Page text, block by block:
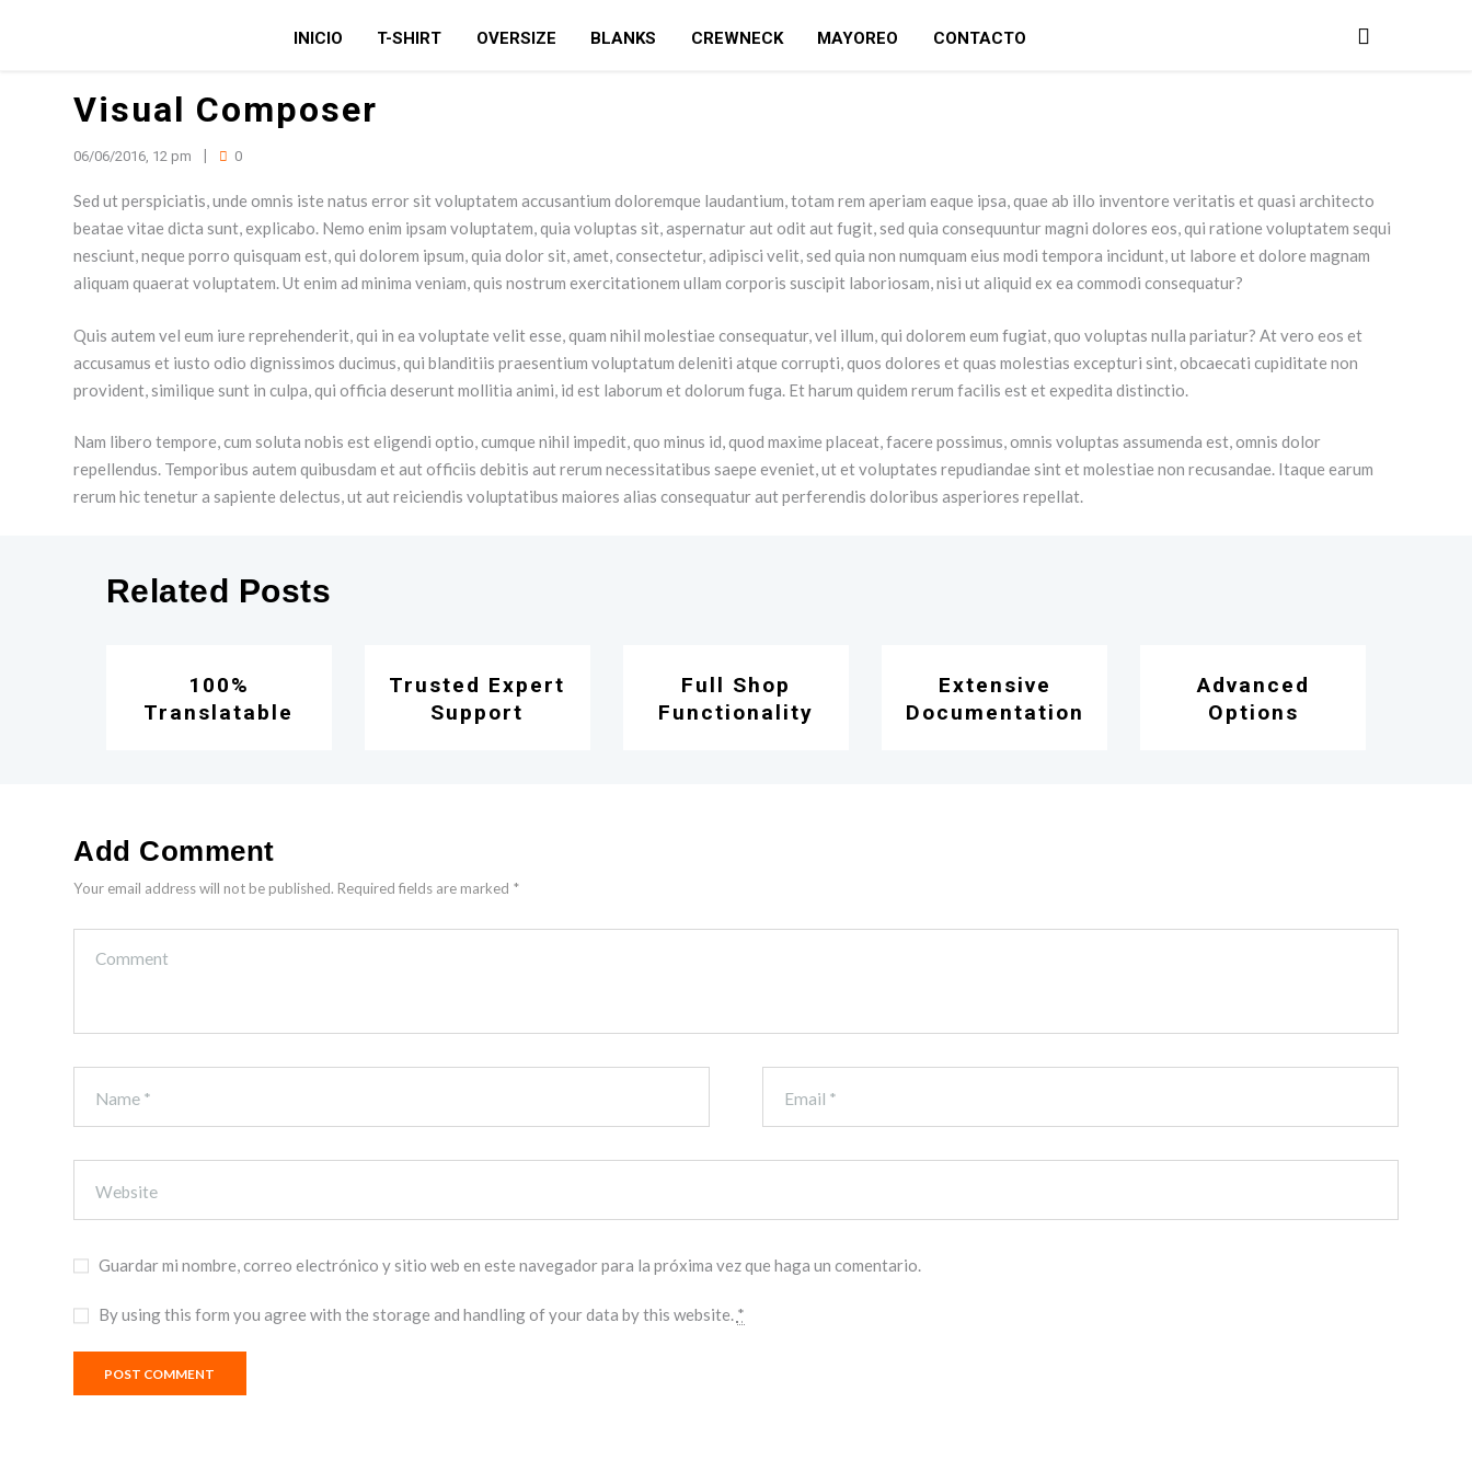
INICIO T-SHIRT OVERSIZE BLANKS CREWNECK MAYOREO CONTACTO
Visual Composer
06/06/2016, 12 pm 0
Sed ut perspiciatis, unde omnis iste natus error sit voluptatem accusantium doloremque laudantium, totam rem aperiam eaque ipsa, quae ab illo inventore veritatis et quasi architecto
beatae vitae dicta sunt, explicabo. Nemo enim ipsam voluptatem, quia voluptas sit, aspernatur aut odit aut fugit, sed quia consequuntur magni dolores eos, qui ratione voluptatem sequi
nesciunt, neque porro quisquam est, qui dolorem ipsum, quia dolor sit, amet, consectetur, adipisci velit, sed quia non numquam eius modi tempora incidunt, ut labore et dolore magnam
aliquam quaerat voluptatem. Ut enim ad minima veniam, quis nostrum exercitationem ullam corporis suscipit laboriosam, nisi ut aliquid ex ea commodi consequatur?
Quis autem vel eum iure reprehenderit, qui in ea voluptate velit esse, quam nihil molestiae consequatur, vel illum, qui dolorem eum fugiat, quo voluptas nulla pariatur? At vero eos et
accusamus et iusto odio dignissimos ducimus, qui blanditiis praesentium voluptatum deleniti atque corrupti, quos dolores et quas molestias excepturi sint, obcaecati cupiditate non
provident, similique sunt in culpa, qui officia deserunt mollitia animi, id est laborum et dolorum fuga. Et harum quidem rerum facilis est et expedita distinctio.
Nam libero tempore, cum soluta nobis est eligendi optio, cumque nihil impedit, quo minus id, quod maxime placeat, facere possimus, omnis voluptas assumenda est, omnis dolor
repellendus. Temporibus autem quibusdam et aut officiis debitis aut rerum necessitatibus saepe eveniet, ut et voluptates repudiandae sint et molestiae non recusandae. Itaque earum
rerum hic tenetur a sapiente delectus, ut aut reiciendis voluptatibus maiores alias consequatur aut perferendis doloribus asperiores repellat.
Related Posts
100%
Translatable
Trusted Expert
Support
Full Shop
Functionality
Extensive
Documentation
Advanced
Options
Add Comment
Your email address will not be published. Required fields are marked *
Guardar mi nombre, correo electrónico y sitio web en este navegador para la próxima vez que haga un comentario.
By using this form you agree with the storage and handling of your data by this website. *